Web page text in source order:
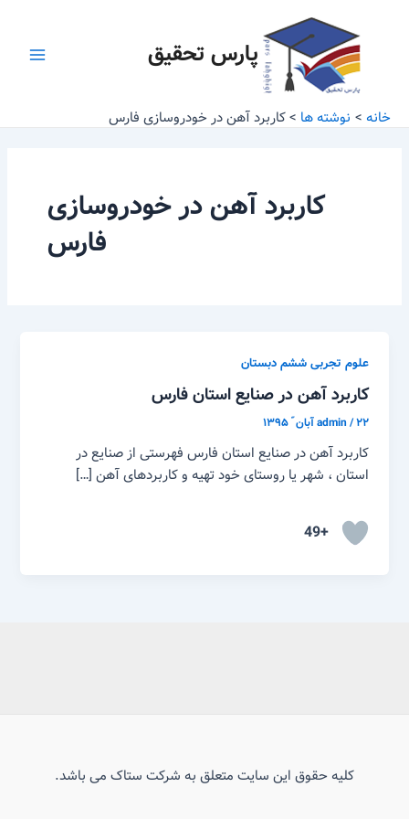
پارس تحقیق
خانه نوشته ها کاربرد آهن در خودروسازی فارس
کاربرد آهن در خودروسازی
فارس
علوم تجربی ششم دبستان
کاربرد آهن در صنایع استان فارس
admin/۲۲ آبان ّ ۱۳۹۵
کاربرد آهن در صنایع استان فارس فهرستی از صنایع در
استان ، شهر یا روستای خود تهیه و کاربردهای آهن […]
+49
کلیه حقوق این سایت متعلق به شرکت ستاک می باشد.